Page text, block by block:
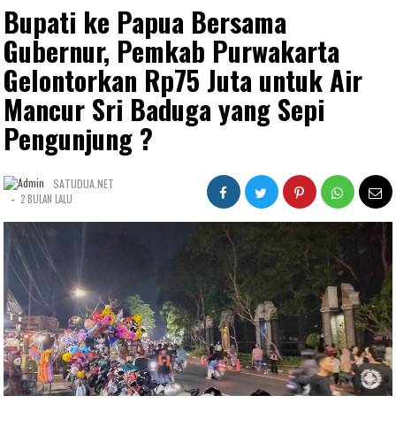
Bupati ke Papua Bersama
Gubernur, Pemkab Purwakarta
Gelontorkan Rp75 Juta untuk Air
Mancur Sri Baduga yang Sepi
Pengunjung ?
SATUDUA.NET
- 2 BULAN LALU